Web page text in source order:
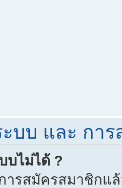
ะบบ และ กา
บไม่ได้ ?
รสมัครสมาชิกแ